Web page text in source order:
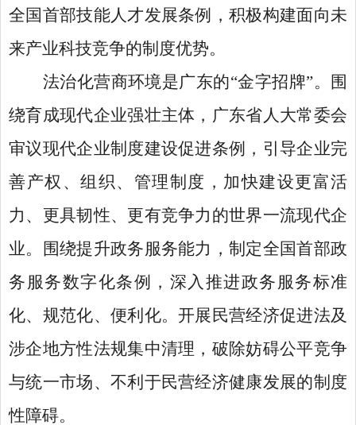
全国首部技能人才发展条例，积极构建面向未
来产业科技竞争的制度优势。
法治化营商环境是广东的“金字招牌”。围
绕育成现代企业强壮主体，广东省人大常委会
审议现代企业制度建设促进条例，引导企业完
善产权、组织、管理制度，加快建设更富活
力、更具韧性、更有竞争力的世界一流现代企
业。围绕提升政务服务能力，制定全国首部政
务服务数字化条例，深入推进政务服务标准
化、规范化、便利化。开展民营经济促进法及
涉企地方性法规集中清理，破除妨碍公平竞争
与统一市场、不利于民营经济健康发展的制度
性障碍。